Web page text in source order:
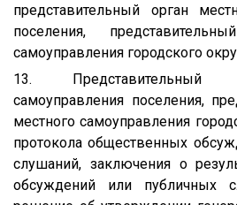
представительный орган
поселения,
самоуправления городского
13. Представительный
самоуправления поселения,
местного самоуправления
протокола общественных
слушаний, заключения о
обсуждений или публичных